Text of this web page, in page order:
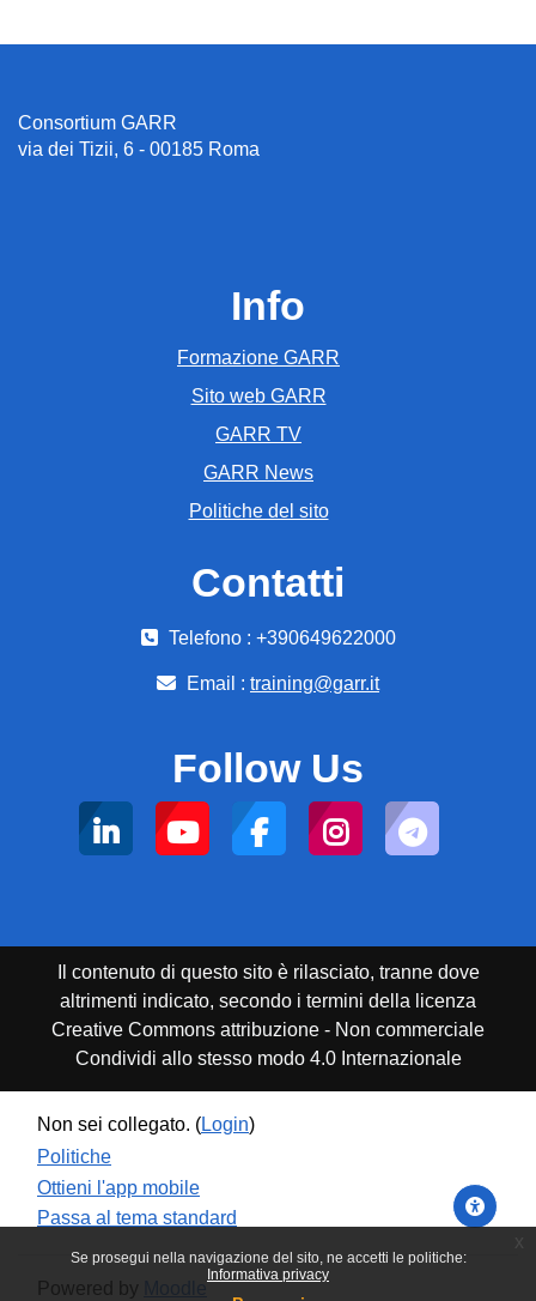
Se prosegui nella navigazione del sito, ne accetti le politiche:
Informativa privacy
Consortium GARR
via dei Tizii, 6 - 00185 Roma
Info
Formazione GARR
Sito web GARR
GARR TV
GARR News
Politiche del sito
Contatti
Telefono : +390649622000
Email : training@garr.it
Follow Us
Il contenuto di questo sito è rilasciato, tranne dove
altrimenti indicato, secondo i termini della licenza
Creative Commons attribuzione - Non commerciale
Condividi allo stesso modo 4.0 Internazionale
Non sei collegato. (Login)
Politiche
Ottieni l'app mobile
Passa al tema standard
Powered by